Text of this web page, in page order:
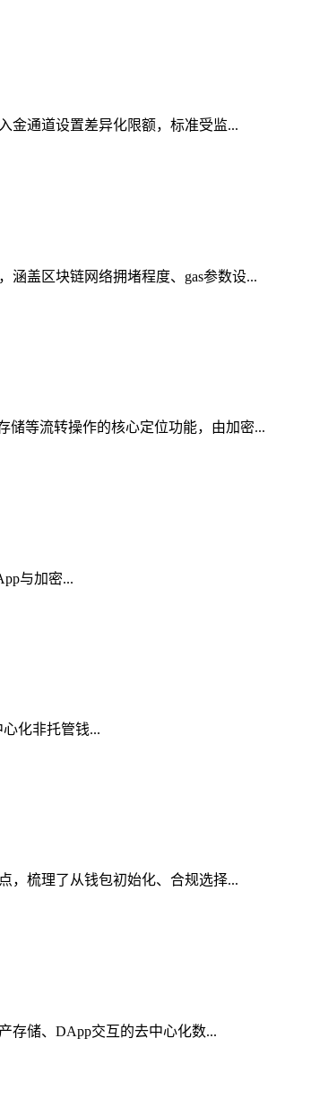
金通道设置差异化限额，标准受监...
涵盖区块链网络拥堵程度、gas参数设...
储等流转操作的核心定位功能，由加密...
与加密...
化非托管钱...
，梳理了从钱包初始化、合规选择...
存储、DApp交互的去中心化数...